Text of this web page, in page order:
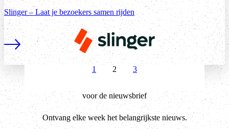
Slinger – Laat je bezoekers samen rijden
Lees meer
Vorige
1 2 3
voor de nieuwsbrief
Ontvang elke week het belangrijkste nieuws.